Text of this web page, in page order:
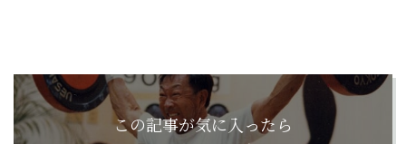
この記事が気に入ったら